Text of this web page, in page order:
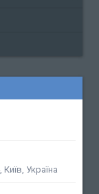
Україна